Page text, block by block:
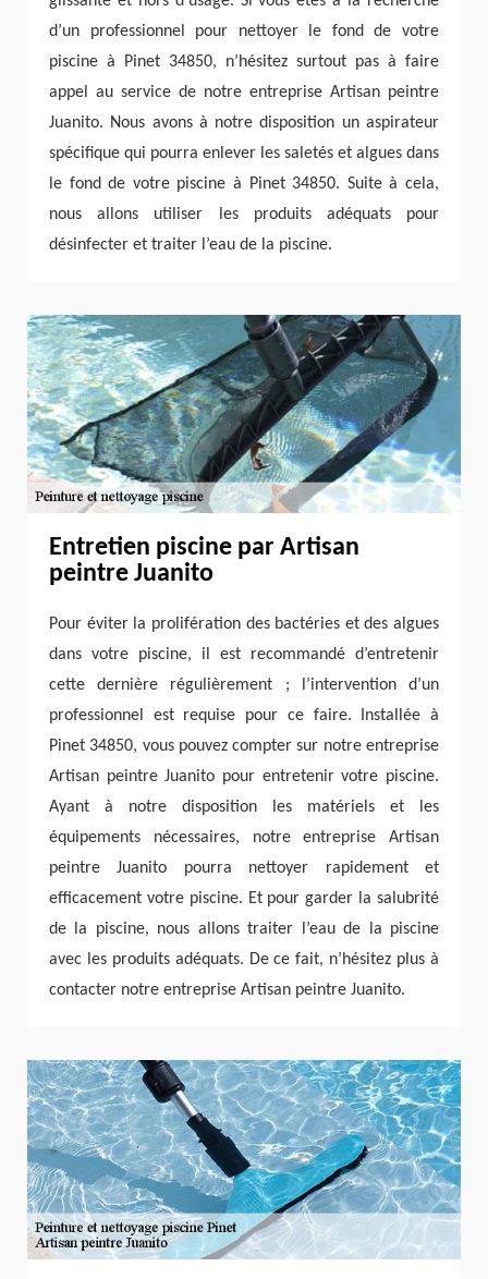
d’un professionnel pour nettoyer le fond de votre
piscine à Pinet 34850, n’hésitez surtout pas à faire
appel au service de notre entreprise Artisan peintre
Juanito. Nous avons à notre disposition un aspirateur
spécifique qui pourra enlever les saletés et algues dans
le fond de votre piscine à Pinet 34850. Suite à cela,
nous allons utiliser les produits adéquats pour
désinfecter et traiter l’eau de la piscine.
Entretien piscine par Artisan
peintre Juanito
Pour éviter la prolifération des bactéries et des algues
dans votre piscine, il est recommandé d’entretenir
cette dernière régulièrement ; l’intervention d’un
professionnel est requise pour ce faire. Installée à
Pinet 34850, vous pouvez compter sur notre entreprise
Artisan peintre Juanito pour entretenir votre piscine.
Ayant à notre disposition les matériels et les
équipements nécessaires, notre entreprise Artisan
peintre Juanito pourra nettoyer rapidement et
efficacement votre piscine. Et pour garder la salubrité
de la piscine, nous allons traiter l’eau de la piscine
avec les produits adéquats. De ce fait, n’hésitez plus à
contacter notre entreprise Artisan peintre Juanito.